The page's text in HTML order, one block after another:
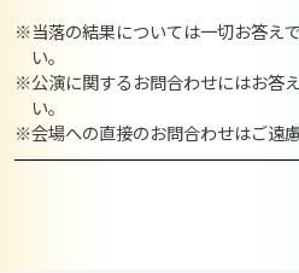
※当落の結果については一切お答え
い。
※公演に関するお問合わせにはお答
い。
※会場への直接のお問合わせはご遠慮